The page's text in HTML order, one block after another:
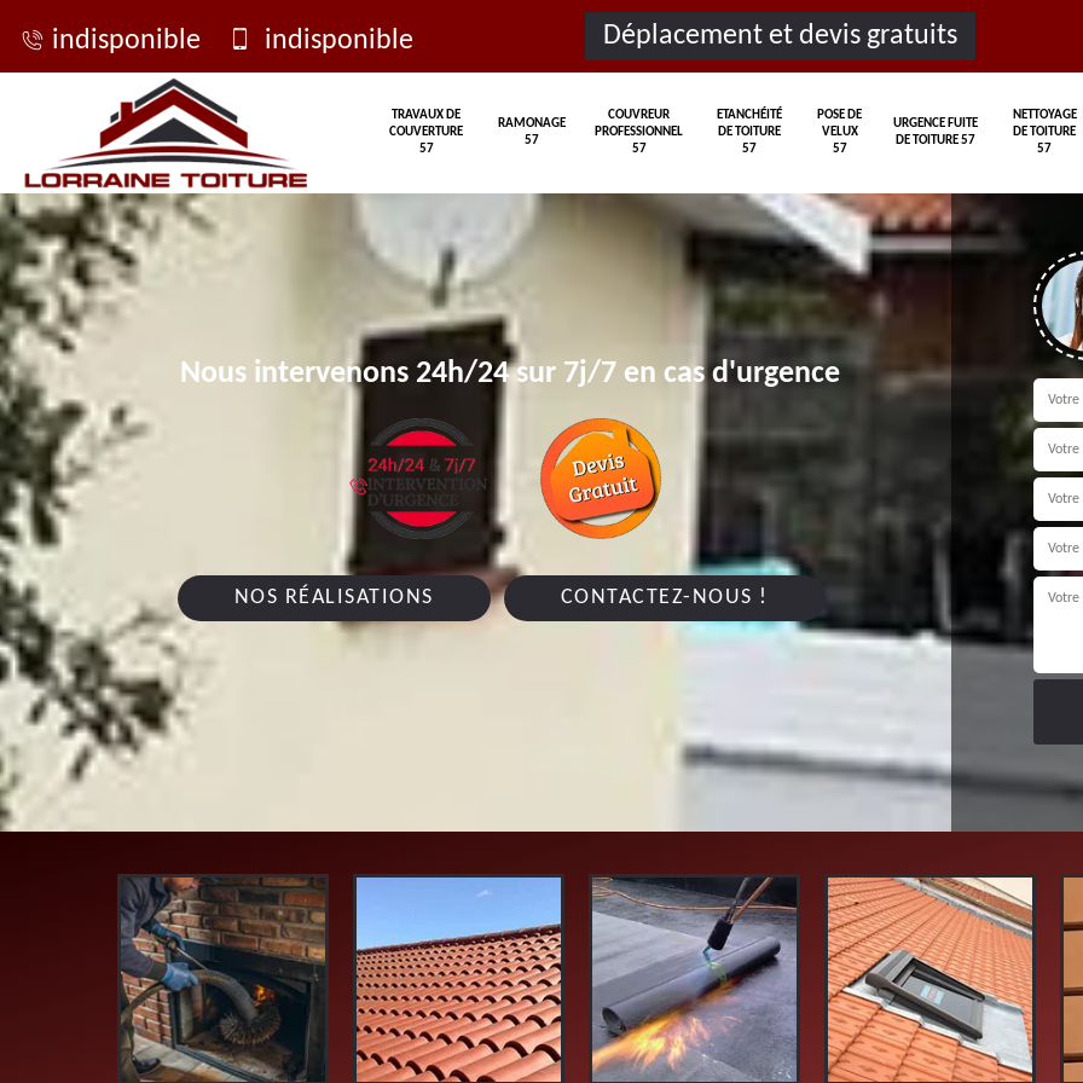
indisponible indisponible Déplacement et devis gratuits
TRAVAUX DE
COUVERTURE
57
RAMONAGE
57
COUVREUR
PROFESSIONNEL
57
ETANCHÉITÉ
DE TOITURE
57
POSE DE
VELUX
57
URGENCE FUITE
DE TOITURE 57
NETTOYAGE
DE TOITURE
57
Nous intervenons 24h/24 sur 7j/7 en cas d'urgence
NOS RÉALISATIONS CONTACTEZ-NOUS !